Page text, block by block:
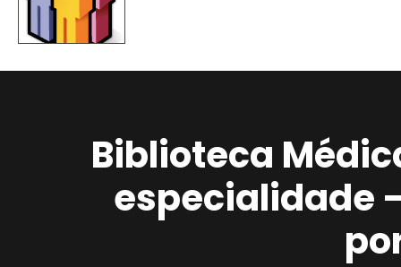
Biblioteca
especialidade